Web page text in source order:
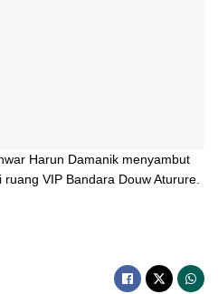
Harun Damanik menyambut
VIP Bandara Douw Aturure.